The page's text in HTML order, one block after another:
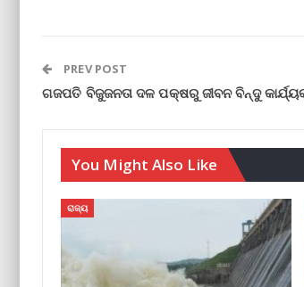
PREV POST
ଗଜପତି ବିଜୁଜନତା ଦଳ ପକ୍ଷରୁ ଜୀବନ ବିନ୍ଦୁ
You Might Also Like
ରାଜ୍ୟ